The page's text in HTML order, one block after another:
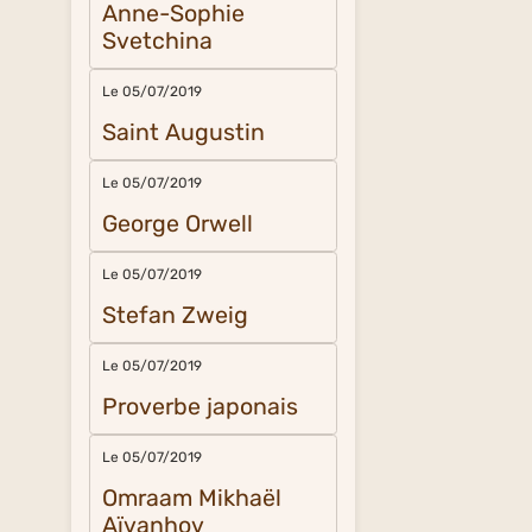
Anne-Sophie
Svetchina
Le 05/07/2019
Saint Augustin
Le 05/07/2019
George Orwell
Le 05/07/2019
Stefan Zweig
Le 05/07/2019
Proverbe japonais
Le 05/07/2019
Omraam Mikhaël
Aïvanhov